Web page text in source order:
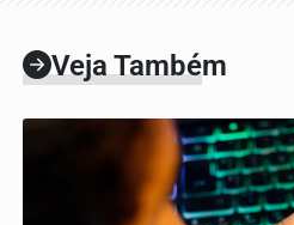
Veja Também